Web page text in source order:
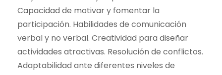
Capacidad de motivar y fomentar la
participación. Habilidades de comunicación
verbal y no verbal. Creatividad para diseñar
actividades atractivas. Resolución de conflictos.
Adaptabilidad ante diferentes niveles de